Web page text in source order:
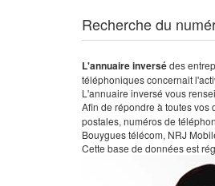
Recherche du
L'annuaire inversédes
téléphoniques concernait
L'annuaire inversé vous
Afin de répondre à toutes vos
postales, numéros de
Bouygues télécom, NRJ
Cette base de données est